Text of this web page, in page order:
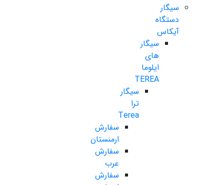
سیگار
دستگاه
آیکاس
سیگار
های
ایلوما
TEREA
سیگار
ترا
Terea
سفارش
ارمنستان
سفارش
عرب
سفارش